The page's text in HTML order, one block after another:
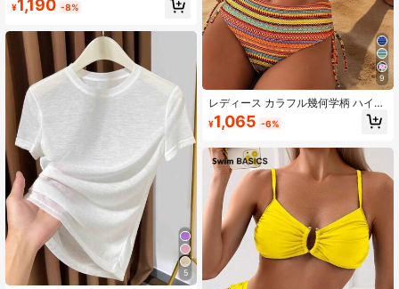
トラップ スリット入り レディース水
¥1,190 -8%
5
9
レディース カラフル幾何学柄 ハイウ
エスト ビキニセット スパゲッティス
トラップ＆バックタイ付き カジュア
ン 夏向け エステティック
¥1,065 -6%